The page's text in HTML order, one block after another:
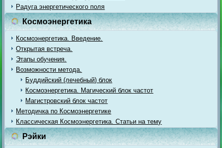
Радуга энергетического поля
Космоэнергетика
Космоэнергетика. Введение.
Открытая встреча.
Этапы обучения.
Возможности метода.
Буддийский (лечебный) блок
Космоэнергетика. Магический блок частот
Магистровский блок частот
Методичка по Космоэнергетике
Классическая Космоэнергетика. Статьи на тему
Рэйки